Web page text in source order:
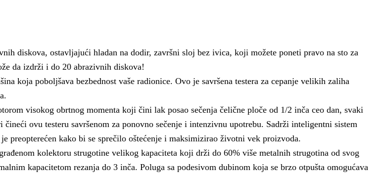
diskova, ostavljajući hladan na dodir, završni sloj bez ivica, koji možete poneti pravo na sto za
da izdrži i do 20 abrazivnih diskova!
koja poboljšava bezbednost vaše radionice. Ovo je savršena testera za cepanje velikih zaliha
visokog obrtnog momenta koji čini lak posao sečenja čelične ploče od 1/2 inča ceo dan, svaki
ovu testeru savršenom za ponovno sečenje i intenzivnu upotrebu. Sadrži inteligentni sistem
preopterećen kako bi se sprečilo oštećenje i maksimizirao životni vek proizvoda.
kolektoru strugotine velikog kapaciteta koji drži do 60% više metalnih strugotina od svog
kapacitetom rezanja do 3 inča. Poluga sa podesivom dubinom koja se brzo otpušta omogućava